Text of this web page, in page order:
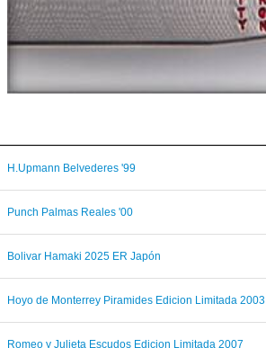
H.Upmann Belvederes '99
Punch Palmas Reales '00
Bolivar Hamaki 2025 ER Japón
Hoyo de Monterrey Piramides Edicion Limitada 2003
Romeo y Julieta Escudos Edicion Limitada 2007